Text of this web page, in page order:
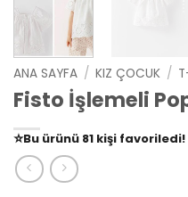
ANA SAYFA / KIZ ÇOCUK /
Fisto İşlemeli
⭐️Bu ürünü 81 kişi favoriledi!
🛒39 kişisepetine ekledi!
✅ Bugün 14 adet